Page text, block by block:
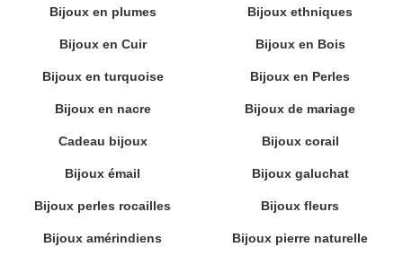
Bijoux en plumes Bijoux ethniques
Bijoux en Cuir Bijoux en Bois
Bijoux en turquoise Bijoux en Perles
Bijoux en nacre Bijoux de mariage
Cadeau bijoux Bijoux corail
Bijoux émail Bijoux galuchat
Bijoux perles rocailles Bijoux fleurs
Bijoux amérindiens Bijoux pierre naturelle